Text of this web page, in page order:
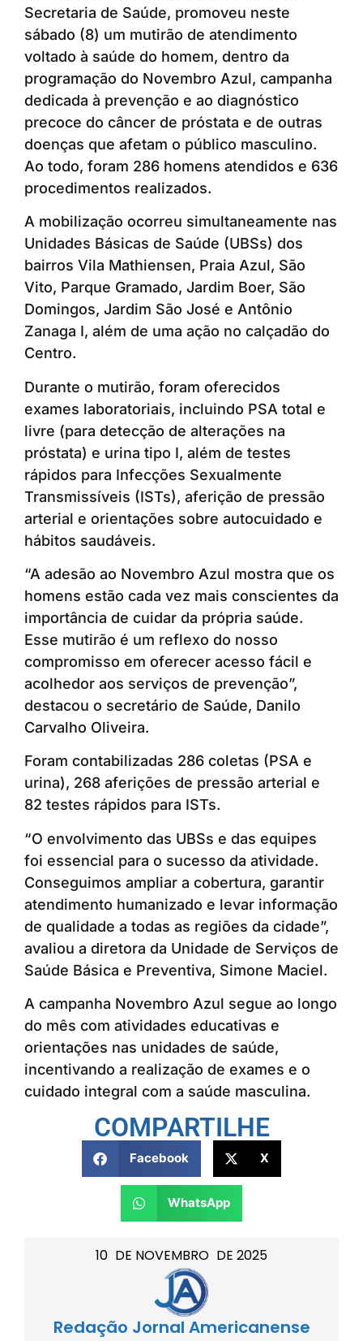
10 DE NOVEMBRO DE 2025
Redação Jornal Americanense
Secretaria de Saúde, promoveu neste
sábado (8) um mutirão de atendimento
voltado à saúde do homem, dentro da
programação do Novembro Azul, campanha
dedicada à prevenção e ao diagnóstico
precoce do câncer de próstata e de outras
doenças que afetam o público masculino.
Ao todo, foram 286 homens atendidos e 636
procedimentos realizados.
A mobilização ocorreu simultaneamente nas
Unidades Básicas de Saúde (UBSs) dos
bairros Vila Mathiensen, Praia Azul, São
Vito, Parque Gramado, Jardim Boer, São
Domingos, Jardim São José e Antônio
Zanaga I, além de uma ação no calçadão do
Centro.
Durante o mutirão, foram oferecidos
exames laboratoriais, incluindo PSA total e
livre (para detecção de alterações na
próstata) e urina tipo I, além de testes
rápidos para Infecções Sexualmente
Transmissíveis (ISTs), aferição de pressão
arterial e orientações sobre autocuidado e
hábitos saudáveis.
“A adesão ao Novembro Azul mostra que os
homens estão cada vez mais conscientes da
importância de cuidar da própria saúde.
Esse mutirão é um reflexo do nosso
compromisso em oferecer acesso fácil e
acolhedor aos serviços de prevenção”,
destacou o secretário de Saúde, Danilo
Carvalho Oliveira.
Foram contabilizadas 286 coletas (PSA e
urina), 268 aferições de pressão arterial e
82 testes rápidos para ISTs.
“O envolvimento das UBSs e das equipes
foi essencial para o sucesso da atividade.
Conseguimos ampliar a cobertura, garantir
atendimento humanizado e levar informação
de qualidade a todas as regiões da cidade”,
avaliou a diretora da Unidade de Serviços de
Saúde Básica e Preventiva, Simone Maciel.
A campanha Novembro Azul segue ao longo
do mês com atividades educativas e
orientações nas unidades de saúde,
incentivando a realização de exames e o
cuidado integral com a saúde masculina.
COMPARTILHE
Facebook X
WhatsApp